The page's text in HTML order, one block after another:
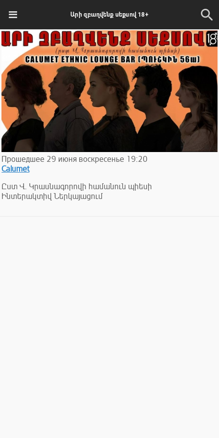
Արի զբաղվենք սեքսով 18+
Прошедшее 29 июня воскресенье 19:20
Calumet
Ըստ Վ. Կրասնագորովի համանուն պիեսի
Ինտերակտիվ Ներկայացում